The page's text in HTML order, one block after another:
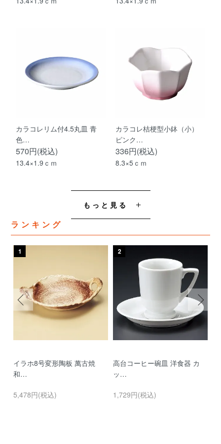
カラコレリム付4.5丸皿 青
色…
570円(税込)
13.4×1.9ｃｍ
カラコレ桔梗型小鉢（小）
ピンク…
336円(税込)
8.3×5ｃｍ
もっと見る
ランキング
1
イラホ8号変形陶板 萬古焼
和…
5,478円(税込)
2
高台コーヒー碗皿 洋食器 カ
ッ…
1,729円(税込)